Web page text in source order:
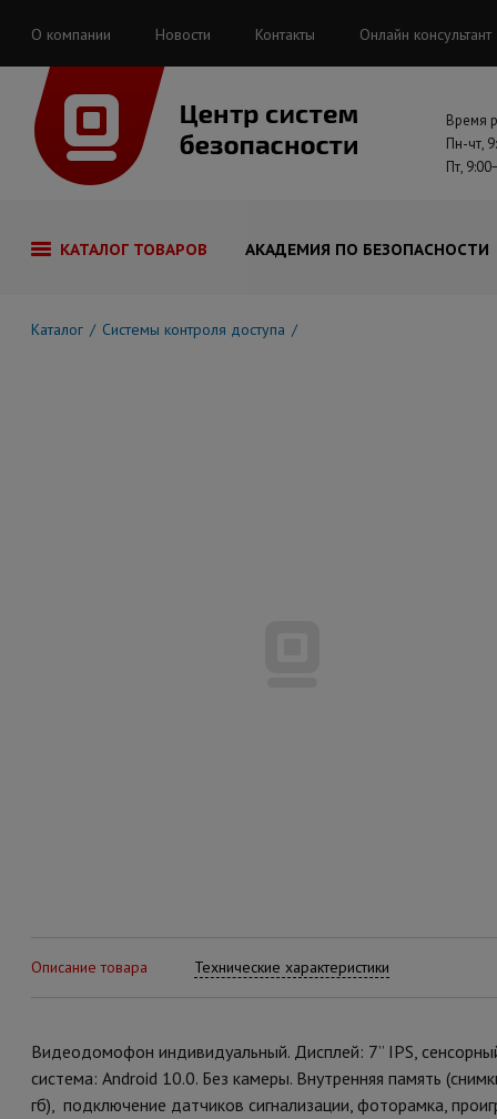
О компании Новости Контакты Онлайн консультант
Время
Пн-чт,
Пт,
КАТАЛОГ ТОВАРОВ АКАДЕМИЯ ПО БЕЗОПАСНОСТИ
Каталог Системы контроля доступа
Описание товара Технические характеристики
Видеодомофон индивидуальный. Дисплей: 7” IPS,
система: Android 10.0. Без камеры. Внутренняя память
гб), подключение датчиков сигнализации, фоторамка,